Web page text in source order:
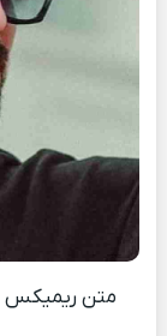
متن ریمیکس